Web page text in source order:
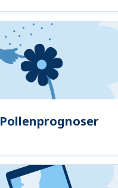
Pollenprognoser